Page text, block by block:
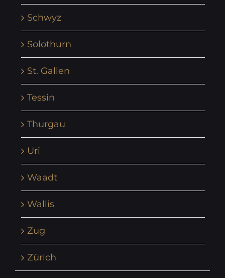
Schwyz
Solothurn
St. Gallen
Tessin
Thurgau
Uri
Waadt
Wallis
Zug
Zürich